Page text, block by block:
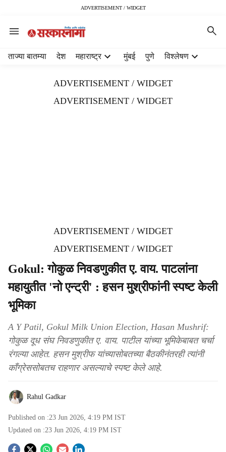
ADVERTISEMENT / WIDGET
ताज्या बातम्या देश महाराष्ट्र मुंबई पुणे विश्लेषण
ADVERTISEMENT / WIDGET
ADVERTISEMENT / WIDGET
ADVERTISEMENT / WIDGET
ADVERTISEMENT / WIDGET
Gokul: गोकुळ निवडणुकीत ए. वाय. पाटलांना
महायुतीत 'नो एन्ट्री' : हसन मुश्रीफांनी स्पष्ट केली
भूमिका
A Y Patil, Gokul Milk Union Election, Hasan Mushrif:
गोकुळ दूध संघ निवडणुकीत ए. वाय. पाटील यांच्या भूमिकेबाबत चर्चा
रंगल्या आहेत. हसन मुश्रीफ यांच्यासोबतच्या बैठकीनंतरही त्यांनी
काँग्रेससोबतच राहणार असल्याचे स्पष्ट केले आहे.
Rahul Gadkar
Published on :23 Jun 2026, 4:19 PM IST
Updated on :23 Jun 2026, 4:19 PM IST